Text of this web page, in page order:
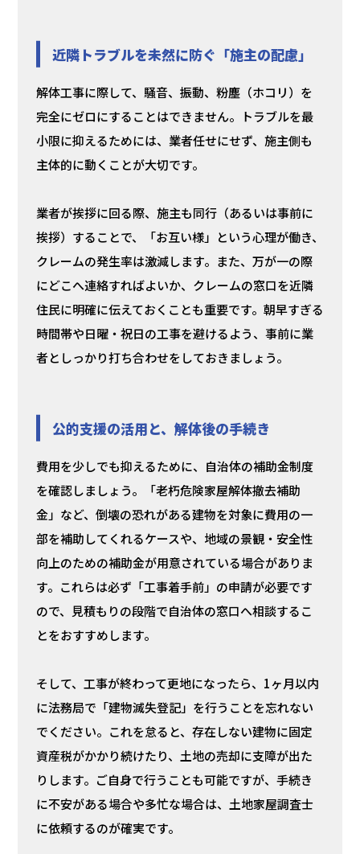
近隣トラブルを未然に防ぐ「施主の配慮」
解体工事に際して、騒音、振動、粉塵（ホコリ）を
完全にゼロにすることはできません。トラブルを最
小限に抑えるためには、業者任せにせず、施主側も
主体的に動くことが大切です。
業者が挨拶に回る際、施主も同行（あるいは事前に
挨拶）することで、「お互い様」という心理が働き、
クレームの発生率は激減します。また、万が一の際
にどこへ連絡すればよいか、クレームの窓口を近隣
住民に明確に伝えておくことも重要です。朝早すぎる
時間帯や日曜・祝日の工事を避けるよう、事前に業
者としっかり打ち合わせをしておきましょう。
公的支援の活用と、解体後の手続き
費用を少しでも抑えるために、自治体の補助金制度
を確認しましょう。「老朽危険家屋解体撤去補助
金」など、倒壊の恐れがある建物を対象に費用の一
部を補助してくれるケースや、地域の景観・安全性
向上のための補助金が用意されている場合がありま
す。これらは必ず「工事着手前」の申請が必要です
ので、見積もりの段階で自治体の窓口へ相談するこ
とをおすすめします。
そして、工事が終わって更地になったら、1ヶ月以内
に法務局で「建物滅失登記」を行うことを忘れない
でください。これを怠ると、存在しない建物に固定
資産税がかかり続けたり、土地の売却に支障が出た
りします。ご自身で行うことも可能ですが、手続き
に不安がある場合や多忙な場合は、土地家屋調査士
に依頼するのが確実です。